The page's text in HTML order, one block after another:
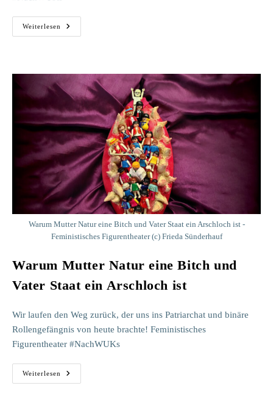
Weiterlesen
The
POST-
Warum Mutter Natur eine Bitch und Vater Staat ein Arschloch ist -
Feministisches Figurentheater (c) Frieda Sünderhauf
Warum Mutter Natur eine Bitch und
Vater Staat ein Arschloch ist
Wir laufen den Weg zurück, der uns ins Patriarchat und binäre
Rollengefängnis von heute brachte! Feministisches
Figurentheater #NachWUKs
Weiterlesen
Warum
Mutter